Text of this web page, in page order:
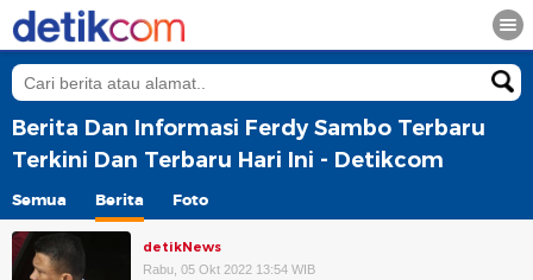
Berita Dan Informasi Ferdy Sambo Terbaru
Terkini Dan Terbaru Hari Ini - Detikcom
Semua Berita Foto
detikNews
Rabu, 05 Okt 2022 13:54 WIB